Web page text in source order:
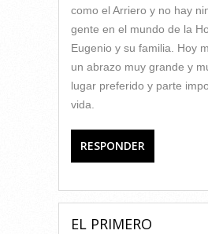
como el Arriero y no hay
gente en el mundo de la
Eugenio y su familia. Hoy
un abrazo muy grande y
lugar preferido y parte
vida.
RESPONDER
EL PRIMERO